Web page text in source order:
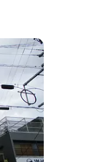
がり
約時に